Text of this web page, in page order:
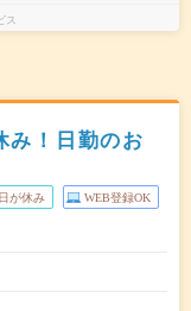
ス
み！日勤のお
が休み WEB登録OK